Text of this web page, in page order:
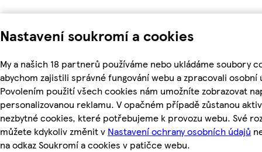
Nastavení soukromí a cookies
My a našich 18 partnerů používáme nebo ukládáme soubory
abychom zajistili správné fungování webu a zpracovali osobní
Povolením použití všech cookies nám umožníte zobrazovat
personalizovanou reklamu. V opačném případě zůstanou
nezbytné cookies, které potřebujeme k provozu webu. Své
můžete kdykoliv změnit v Nastavení ochrany osobních údajů
na odkaz Soukromí a cookies v patičce webu.